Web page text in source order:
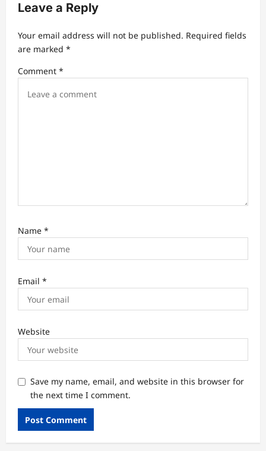
g
a
t
i
Leave a Reply
Your email address will not be published. Required fields
are marked *
Comment *
Name *
Email *
Website
Save my name, email, and website in this browser for
the next time I comment.